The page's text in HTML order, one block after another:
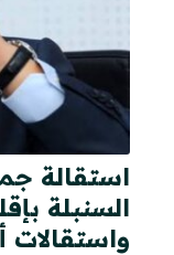
استقالة
السنبلة
واستقالات